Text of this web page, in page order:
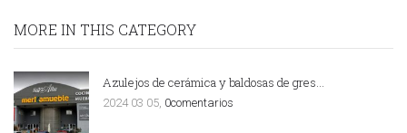
MORE IN THIS CATEGORY
Azulejos de cerámica y baldosas de gres…
2024 03 05, 0comentarios